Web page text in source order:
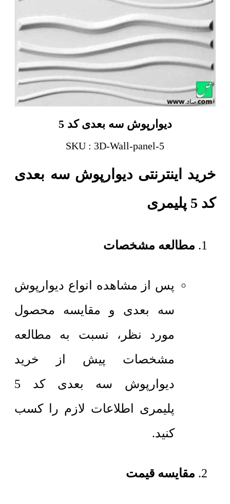
دیوارپوش سه بعدی کد 5
SKU : 3D-Wall-panel-5
خرید اینترنتی دیوارپوش سه بعدی
کد 5 پلیمری
مطالعه مشخصات
پس از مشاهده انواع دیوارپوش
سه بعدی و مقایسه محصول
مورد نظر، نسبت به مطالعه
مشخصات پیش از خرید
دیوارپوش سه بعدی کد 5
پلیمری اطلاعات لازم را کسب
کنید.
مقایسه قیمت